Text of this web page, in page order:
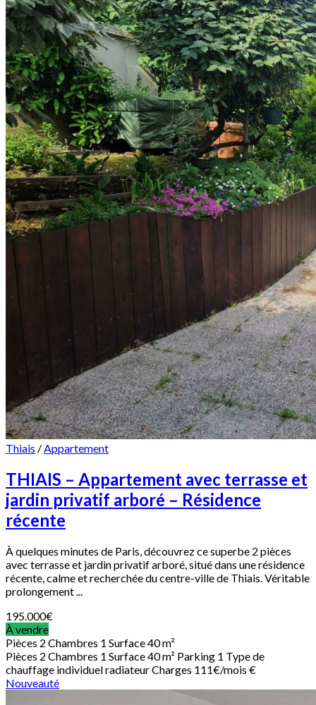
Thiais /Appartement
THIAIS – Appartement avec terrasse et
jardin privatif arboré – Résidence
récente
À quelques minutes de Paris, découvrez ce superbe 2 pièces
avec terrasse et jardin privatif arboré, situé dans une résidence
récente, calme et recherchée du centre-ville de Thiais. Véritable
prolongement ...
195.000€
À vendre
Pièces 2 Chambres 1 Surface40 m²
Pièces 2 Chambres 1 Surface40 m² Parking 1 Type de
chauffage individuel radiateurCharges 111€/mois €
Nouveauté